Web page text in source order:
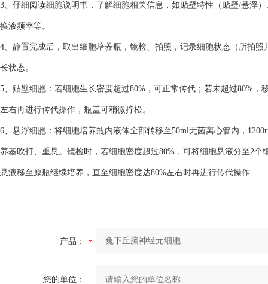
3、仔细阅读细胞说明书，了解细胞相关信息，如贴壁特性（贴壁/悬浮
换液频率等。
4、静置完成后，取出细胞培养瓶，镜检、拍照，记录细胞状态（所拍
长状态。
5、贴壁细胞：若细胞生长密度超过80%，可正常传代；若未超过80%
左右再进行传代操作，瓶盖可稍微拧松。
6、悬浮细胞：将细胞培养瓶内液体全部转移至50ml无菌离心管内，
养基吹打、重悬。镜检时，若细胞密度超过80%，可将细胞悬液分至2
悬液移至原瓶继续培养，直至细胞密度达80%左右时再进行传代操作
产品：
您的单位：